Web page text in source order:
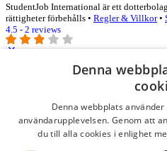
StudentJob International är ett
rättigheter förbehålls • Regler & Villkor•
4.5 - 2 reviews
Logga in som företag
Lösenord
Denna
Denna webbplats
användarupplevelsen. Genom att
du till alla cookies i enlighet